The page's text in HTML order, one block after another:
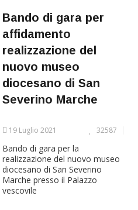
Bando di gara per
affidamento
realizzazione del
nuovo museo
diocesano di San
Severino Marche
19 Luglio 2021 32587
Bando di gara per la
realizzazione del nuovo museo
diocesano di San Severino
Marche presso il Palazzo
vescovile